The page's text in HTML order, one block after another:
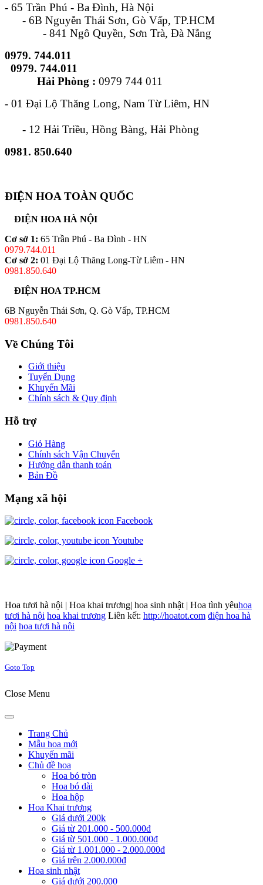
- 65 Trần Phú - Ba Đình, Hà Nội
- 6B Nguyễn Thái Sơn, Gò Vấp, TP.HCM
- 841 Ngô Quyền, Sơn Trà, Đà Nẵng
0979. 744.011
0979. 744.011
Hải Phòng : 0979 744 011
- 01 Đại Lộ Thăng Long, Nam Từ Liêm, HN
- 12 Hải Triều, Hồng Bàng, Hải Phòng
0981. 850.640
ĐIỆN HOA TOÀN QUỐC
ĐIỆN HOA HÀ NỘI
Cơ sở 1: 65 Trần Phú - Ba Đình - HN
0979.744.011
Cơ sở 2: 01 Đại Lộ Thăng Long-Từ Liêm - HN
0981.850.640
ĐIỆN HOA TP.HCM
6B Nguyễn Thái Sơn, Q. Gò Vấp, TP.HCM
0981.850.640
Về Chúng Tôi
Giới thiệu
Tuyển Dụng
Khuyến Mãi
Chính sách & Quy định
Hỗ trợ
Giỏ Hàng
Chính sách Vận Chuyển
Hướng dẫn thanh toán
Bản Đồ
Mạng xã hội
Facebook
Youtube
Google +
Hoa tươi hà nội | Hoa khai trương| hoa sinh nhật | Hoa tình yêuhoa
tươi hà nội hoa khai trương Liên kết: http://hoatot.com điện hoa hà
nội hoa tươi hà nội
Goto Top
Close Menu
Trang Chủ
Mẫu hoa mới
Khuyến mãi
Chủ đề hoa
Hoa bó tròn
Hoa bó dài
Hoa hộp
Hoa Khai trương
Giá dưới 200k
Giá từ 201.000 - 500.000đ
Giá từ 501.000 - 1.000.000đ
Giá từ 1.001.000 - 2.000.000đ
Giá trên 2.000.000đ
Hoa sinh nhật
Giá dưới 200.000